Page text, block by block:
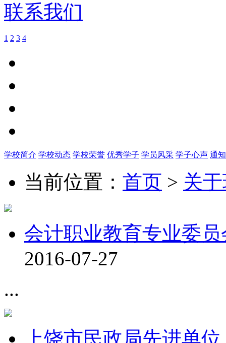
联系我们
1 2 3 4
学校简介 学校动态 学校荣誉 优秀学子 学员风采 学子心声 通
当前位置： 首页 > 关
会计职业教育专业委
2016-07-27
...
上饶市民政局先进单位